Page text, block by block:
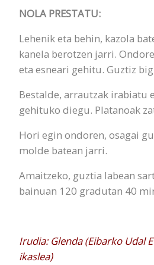
NOLA PRESTATU:
Lehenik eta behin, kazola
kanela berotzen jarri.
eta esneari gehitu. Guztiz
Bestalde, arrautzak irabiatu
gehituko diegu. Platanoak
Hori egin ondoren, osagai
molde batean jarri.
Amaitzeko, guztia labean
bainuan 120 gradutan 40
Irudia: Glenda (Eibarko Udal
ikaslea)